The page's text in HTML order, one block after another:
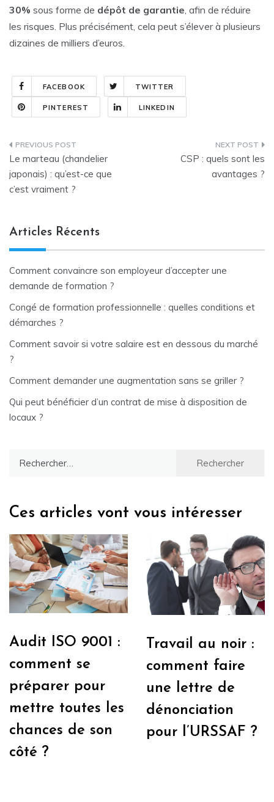
30% sous forme de dépôt de garantie , afin de réduire
les risques. Plus précisément, cela peut s’élever à plusieurs
dizaines de milliers d’euros.
FACEBOOK TWITTER
PINTEREST LINKEDIN
Navigation
de
l’article
Le marteau (chandelier
japonais) : qu’est-ce que
c’est vraiment ?
CSP : quels sont les
avantages ?
Articles Récents
Comment convaincre son employeur d’accepter une
demande de formation ?
Congé de formation professionnelle : quelles conditions et
démarches ?
Comment savoir si votre salaire est en dessous du marché
?
Comment demander une augmentation sans se griller ?
Qui peut bénéficier d’un contrat de mise à disposition de
locaux ?
Ces articles vont vous intéresser
Audit ISO 9001 :
comment se
préparer pour
mettre toutes les
chances de son
côté ?
Travail au noir :
comment faire
une lettre de
dénonciation
pour l’URSSAF ?